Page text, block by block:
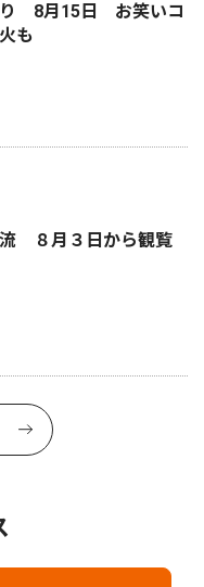
8月15日 お笑いコ
も
８月３日から観覧